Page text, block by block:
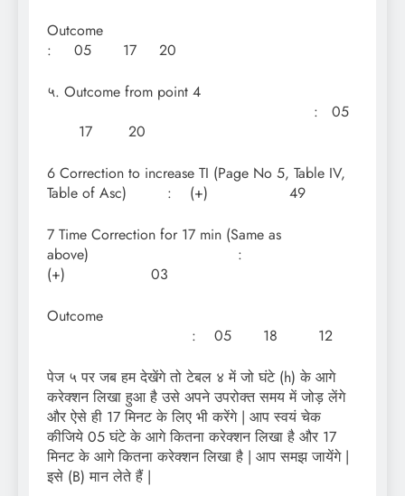
: 05 17 20
५. Outcome from point 4
: 05
17 20
6 Correction to increase TI (Page No 5, Table IV,
Table of Asc) : (+) 49
7 Time Correction for 17 min (Same as
above) :
(+) 03
Outcome
: 05 18 12
पेज ५ पर जब हम देखेंगे तो टेबल ४ में जो घंटे (h) के आगे
करेक्शन लिखा हुआ है उसे अपने उपरोक्त समय में जोड़ लेंगे
और ऐसे ही 17 मिनट के लिए भी करेंगे | आप स्वयं चेक
कीजिये 05 घंटे के आगे कितना करेक्शन लिखा है और 17
मिनट के आगे कितना करेक्शन लिखा है | आप समझ जायेंगे |
इसे (B) मान लेते हैं |